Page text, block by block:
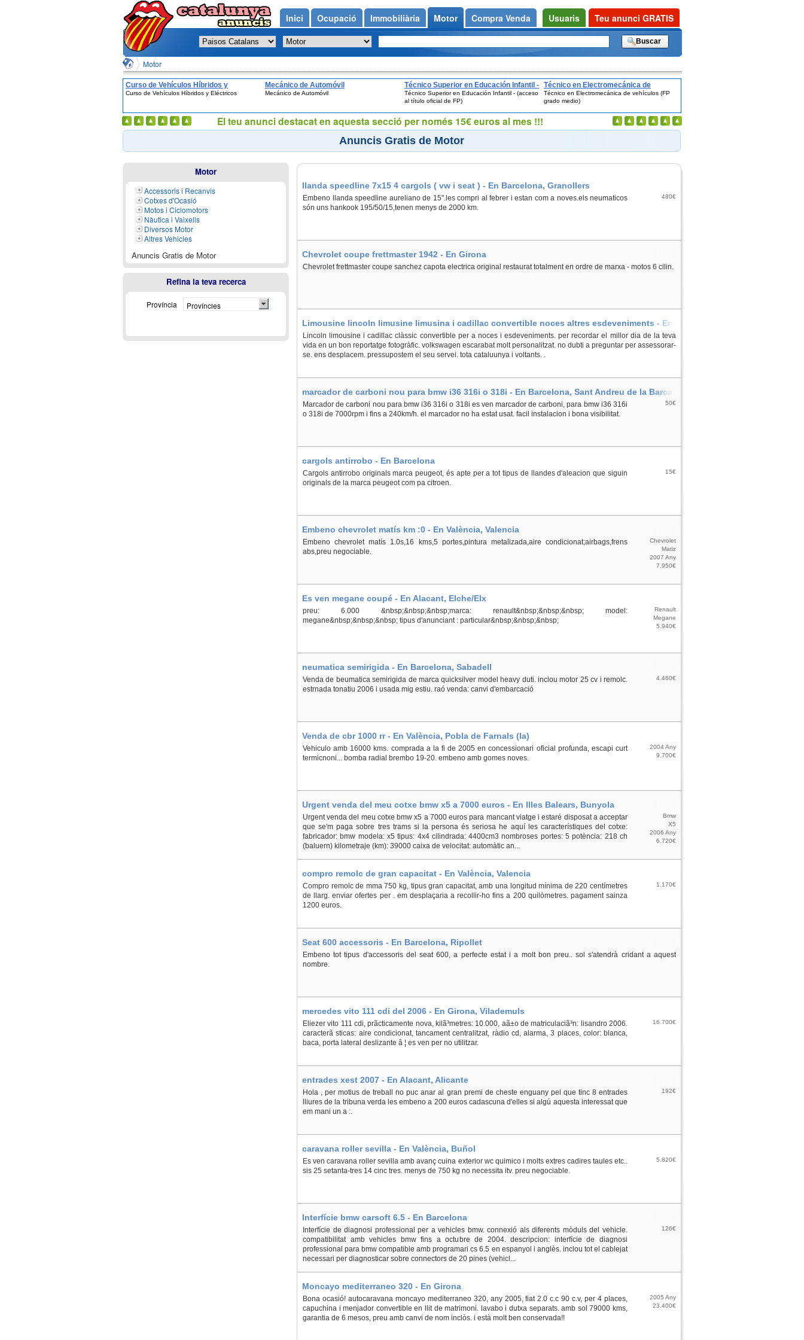
Motor
Curso de Vehículos Híbridos y
Eléctricos
Curso de Vehículos Híbridos y Eléctricos
Mecánico de Automóvil
Mecánico de Automóvil
Técnico Superior en Educación Infantil -
(acceso al título oficial de FP)
Técnico Superior en Educación Infantil - (acceso
al título oficial de FP)
Técnico en Electromecánica de
vehículos (FP grado medio)
Técnico en Electromecánica de vehículos (FP
grado medio)
Anuncis Gratis de Motor
llanda speedline 7x15 4 cargols ( vw i seat ) - En Barcelona, Granollers
Embeno llanda speedline aureliano de 15".les compri al febrer i estan com a noves.els neumaticos
són uns hankook 195/50/15,tenen menys de 2000 km.
480€
Chevrolet coupe frettmaster 1942 - En Girona
Chevrolet frettmaster coupe sanchez capota electrica original restaurat totalment en ordre de marxa - motos 6 cilin.
Limousine lincoln limusine limusina i cadillac convertible noces altres esdeveniments - En
Barcelona, Arenys de Mar
Lincoln limousine i cadillac clàssic convertible per a noces i esdeveniments. per recordar el millor dia de la teva
vida en un bon reportatge fotogràfic. volkswagen escarabat molt personalitzat. no dubti a preguntar per assessorar-
se. ens desplacem. pressupostem el seu servei. tota cataluunya i voltants. .
marcador de carboni nou para bmw i36 316i o 318i - En Barcelona, Sant Andreu de la Barca
Marcador de carboni nou para bmw i36 316i o 318i es ven marcador de carboni, para bmw i36 316i
o 318i de 7000rpm i fins a 240km/h. el marcador no ha estat usat. facil instalacion i bona visibilitat.
50€
cargols antirrobo - En Barcelona
Cargols antirrobo originals marca peugeot, és apte per a tot tipus de llandes d'aleacion que siguin
originals de la marca peugeot com pa citroen.
15€
Embeno chevrolet matís km :0 - En València, Valencia
Embeno chevrolet matís 1.0s,16 kms,5 portes,pintura metalizada,aire condicionat;airbags,frens
abs,preu negociable.
Chevrolet
Matiz
2007 Any
7.950€
Es ven megane coupé - En Alacant, Elche/Elx
preu: 6.000 &nbsp;&nbsp;&nbsp;marca: renault&nbsp;&nbsp;&nbsp; model:
megane&nbsp;&nbsp;&nbsp; tipus d'anunciant : particular&nbsp;&nbsp;&nbsp;
Renault
Megane
5.940€
neumatica semirigida - En Barcelona, Sabadell
Venda de beumatica semirigida de marca quicksilver model heavy duti. inclou motor 25 cv i remolc.
estrnada tonatiu 2006 i usada mig estiu. raó venda: canvi d'embarcació
4.460€
Venda de cbr 1000 rr - En València, Pobla de Farnals (la)
Vehiculo amb 16000 kms. comprada a la fi de 2005 en concessionari oficial profunda, escapi curt
termicnoni... bomba radial brembo 19-20. embeno amb gomes noves.
2004 Any
9.700€
Urgent venda del meu cotxe bmw x5 a 7000 euros - En Illes Balears, Bunyola
Urgent venda del meu cotxe bmw x5 a 7000 euros para mancant viatge i estaré disposat a acceptar
que se'm paga sobre tres trams si la persona és seriosa he aquí les característiques del cotxe:
fabricador: bmw modela: x5 tipus: 4x4 cilindrada: 4400cm3 nombroses portes: 5 potència: 218 ch
(baluern) kilometraje (km): 39000 caixa de velocitat: automàtic an...
Bmw
X5
2006 Any
6.720€
compro remolc de gran capacitat - En València, Valencia
Compro remolc de mma 750 kg, tipus gran capacitat, amb una longitud mínima de 220 centímetres
de llarg. enviar ofertes per . em desplaçaria a recollir-ho fins a 200 quilòmetres. pagament sainza
1200 euros.
1.170€
Seat 600 accessoris - En Barcelona, Ripollet
Embeno tot tipus d'accessoris del seat 600, a perfecte estat i a molt bon preu.. sol s'atendrà cridant a aquest
nombre.
mercedes vito 111 cdi del 2006 - En Girona, Vilademuls
Eliezer vito 111 cdi, prãcticamente nova, kilã³metres: 10.000, aã±o de matriculaciã³n: lisandro 2006.
caracterã sticas: aire condicionat, tancament centralitzat, ràdio cd, alarma, 3 places, color: blanca,
baca, porta lateral deslizante â ¦ es ven per no utilitzar.
16.700€
entrades xest 2007 - En Alacant, Alicante
Hola , per motius de treball no puc anar al gran premi de cheste enguany pel que tinc 8 entrades
lliures de la tribuna verda les embeno a 200 euros cadascuna d'elles si algú aquesta interessat que
em mani un a :.
192€
caravana roller sevilla - En València, Buñol
Es ven caravana roller sevilla amb avanç cuina exterior wc quimico i molts extres cadires taules etc..
sis 25 setanta-tres 14 cinc tres. menys de 750 kg no necessita itv. preu negociable.
5.820€
Interfície bmw carsoft 6.5 - En Barcelona
Interfície de diagnosi professional per a vehicles bmw. connexió als diferents mòduls del vehicle.
compatibilitat amb vehicles bmw fins a octubre de 2004. descripcion: interfície de diagnosi
professional para bmw compatible amb programari cs 6.5 en espanyol i anglès. inclou tot el cablejat
necessari per diagnosticar sobre connectors de 20 pines (vehicl...
126€
Moncayo mediterraneo 320 - En Girona
Bona ocasió! autocaravana moncayo mediterraneo 320, any 2005, fiat 2.0 c.c 90 c.v, per 4 places,
capuchina i menjador convertible en llit de matrimoni. lavabo i dutxa separats. amb sol 79000 kms,
garantia de 6 mesos, preu amb canvi de nom inclòs. i està molt ben conservada!!
2005 Any
23.400€
Motor
Accessoris i Recanvis
Cotxes d'Ocasió
Motos i Ciclomotors
Nàutica i Vaixells
Diversos Motor
Altres Vehicles
Anuncis Gratis de Motor
Refina la teva recerca
Província Províncies
Inici Ocupació Immobiliària Motor Compra Venda Usuaris Teu anunci GRATIS
El teu anunci destacat en aquesta secció per només 15€ euros al mes !!!